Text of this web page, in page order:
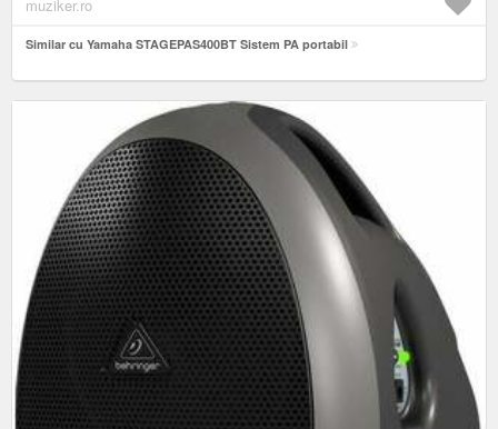
muziker.ro
Similar cu Yamaha STAGEPAS400BT Sistem PA portabil